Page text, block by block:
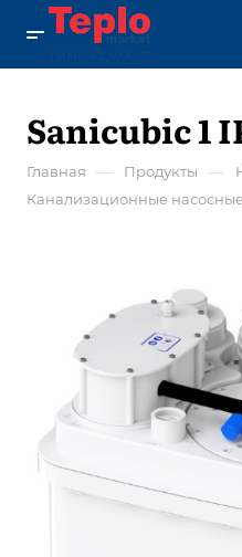
Sanicubic 1
Главная — Продукты —
Канализационные